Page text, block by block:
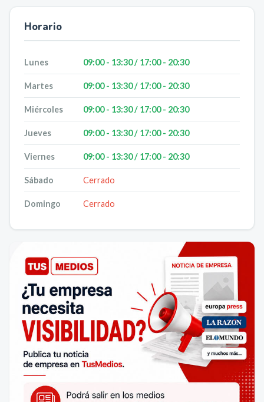
Horario
Lunes 09:00 - 13:30 / 17:00 - 20:30
Martes 09:00 - 13:30 / 17:00 - 20:30
Miércoles 09:00 - 13:30 / 17:00 - 20:30
Jueves 09:00 - 13:30 / 17:00 - 20:30
Viernes 09:00 - 13:30 / 17:00 - 20:30
Sábado Cerrado
Domingo Cerrado